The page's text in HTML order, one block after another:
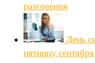
разговения
День
пятницу сентября